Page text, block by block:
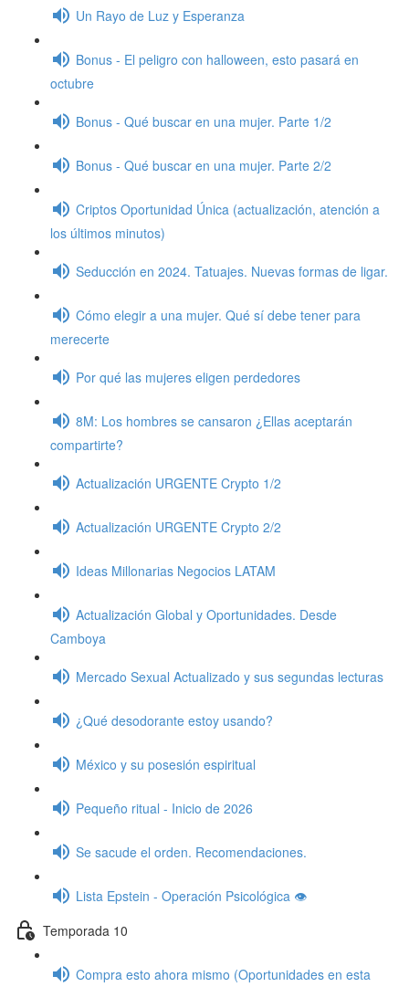
Un Rayo de Luz y Esperanza
Bonus - El peligro con halloween, esto pasará en
octubre
Bonus - Qué buscar en una mujer. Parte 1/2
Bonus - Qué buscar en una mujer. Parte 2/2
Criptos Oportunidad Única (actualización, atención a
los últimos minutos)
Seducción en 2024. Tatuajes. Nuevas formas de ligar.
Cómo elegir a una mujer. Qué sí debe tener para
merecerte
Por qué las mujeres eligen perdedores
8M: Los hombres se cansaron ¿Ellas aceptarán
compartirte?
Actualización URGENTE Crypto 1/2
Actualización URGENTE Crypto 2/2
Ideas Millonarias Negocios LATAM
Actualización Global y Oportunidades. Desde
Camboya
Mercado Sexual Actualizado y sus segundas lecturas
¿Qué desodorante estoy usando?
México y su posesión espiritual
Pequeño ritual - Inicio de 2026
Se sacude el orden. Recomendaciones.
Lista Epstein - Operación Psicológica 👁️
Temporada 10
Compra esto ahora mismo (Oportunidades en esta